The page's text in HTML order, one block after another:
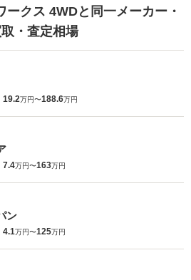
ークス 4WDと同一メーカー・
・査定相場
19.2万円〜188.6万円
7.4万円〜163万円
ン
4.1万円〜125万円